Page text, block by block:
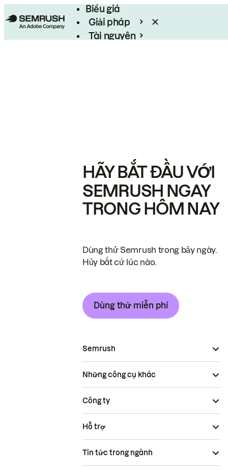
Biểu giá
Giải pháp
Tài nguyên
HÃY BẮT ĐẦU VỚI
SEMRUSH NGAY
TRONG HÔM NAY
Dùng thử Semrush trong bảy ngày.
Hủy bất cứ lúc nào.
Dùng thử miễn phí
Semrush
Những công cụ khác
Công ty
Hỗ trợ
Tin tức trong ngành